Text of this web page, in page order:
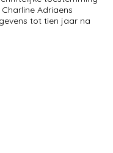
Adriaens
tot tien jaar na